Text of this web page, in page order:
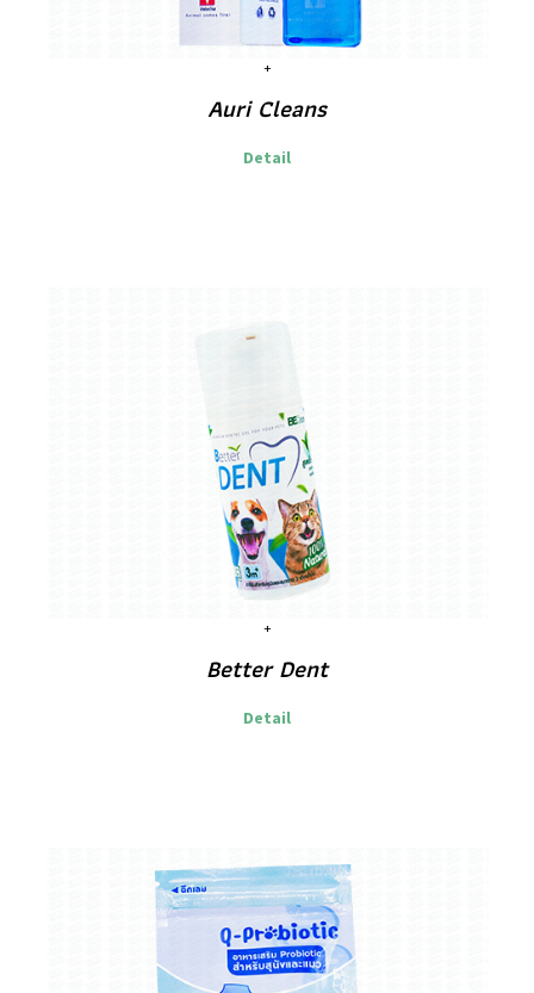
Auri Cleans
Detail
Better Dent
Detail